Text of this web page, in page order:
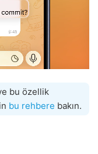
bu özellik
bu rehbere bakın.